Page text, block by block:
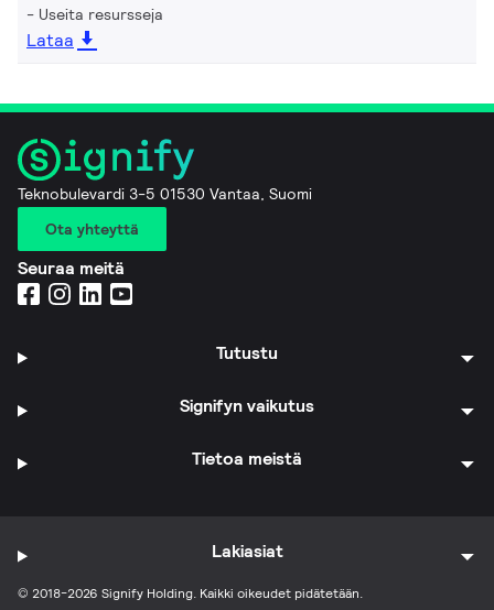
Useita resursseja
Lataa
Teknobulevardi 3-5 01530 Vantaa, Suomi
Ota yhteyttä
Seuraa meitä
Tutustu
Signifyn vaikutus
Tietoa meistä
© 2018-2026 Signify Holding. Kaikki oikeudet pidätetään.
Lakiasiat